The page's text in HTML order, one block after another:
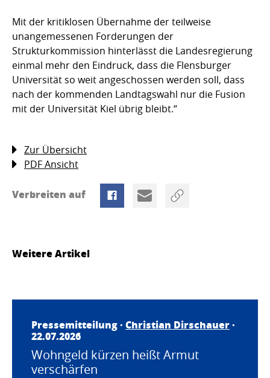
Mit der kritiklosen Übernahme der teilweise
unangemessenen Forderungen der
Strukturkommission hinterlässt die Landesregierung
einmal mehr den Eindruck, dass die Flensburger
Universität so weit angeschossen werden soll, dass
nach der kommenden Landtagswahl nur die Fusion
mit der Universität Kiel übrig bleibt.“
Zur Übersicht
PDF Ansicht
Verbreiten auf
Weitere Artikel
Pressemitteilung · Christian Dirschauer·
22.07.2026
Wohngeld kürzen heißt Armut
verschärfen